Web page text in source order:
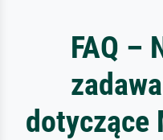
FAQ –
dotyczące